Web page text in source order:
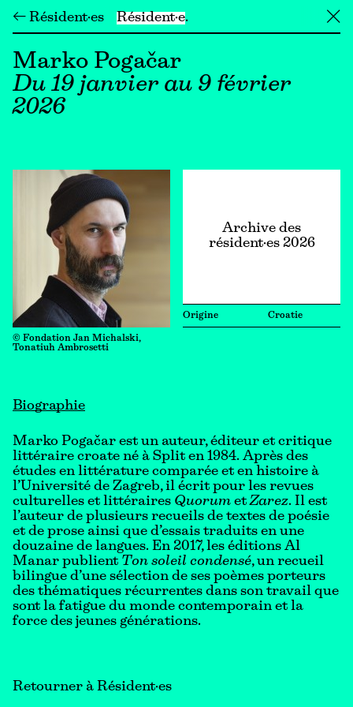
← Résident·es Résident·e ╳
Marko Pogačar
Du 19 janvier au 9 février
2026
© Fondation Jan Michalski,
Tonatiuh Ambrosetti
Archive des
résident·es 2026
Origine Croatie
Biographie
Marko Pogačar est un auteur, éditeur et critique
littéraire croate né à Split en 1984. Après des
études en littérature comparée et en histoire à
l’Université de Zagreb, il écrit pour les revues
culturelles et littéraires Quorum etZarez. Il est
l’auteur de plusieurs recueils de textes de poésie
et de prose ainsi que d’essais traduits en une
douzaine de langues. En 2017, les éditions Al
Manar publient Ton soleil condensé, un recueil
bilingue d’une sélection de ses poèmes porteurs
des thématiques récurrentes dans son travail que
sont la fatigue du monde contemporain et la
force des jeunes générations.
Retourner à Résident·es